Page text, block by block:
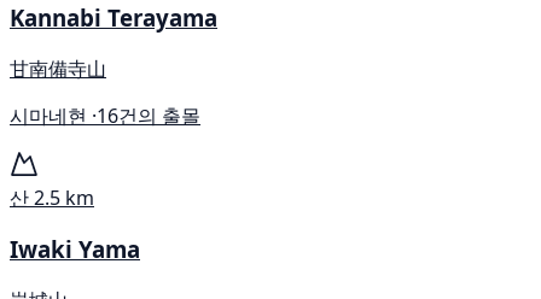
Kannabi Terayama
甘南備寺山
시마네현 ·16건의 출몰
산2.5 km
Iwaki Yama